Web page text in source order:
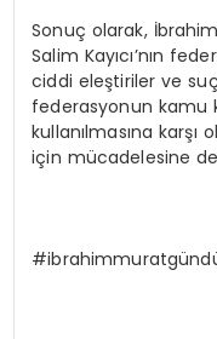
Sonuç olarak,
Salim Kayıcı’nın
ciddi eleştiriler ve
federasyonun kamu
kullanılmasına karşı
için mücadelesine